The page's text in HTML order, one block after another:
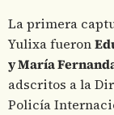
La primera
Yulixa fueron
y María
adscritos a la
Policía